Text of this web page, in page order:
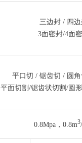
三边封 / 四边
3面密封/4面
平口切 / 锯齿切 / 圆
平面切割/锯齿状切割/圆
0.8Mpa，0.8m3